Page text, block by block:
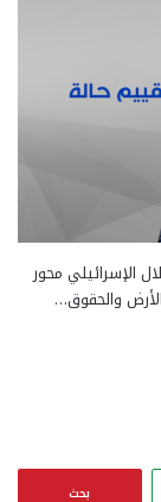
الإسرائيلي محور
والحقوق…